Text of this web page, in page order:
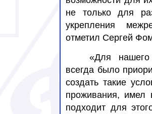
не только для
укрепления
отметил Сергей
«Для нашего
всегда было
создать такие
проживания, имел
подходит для